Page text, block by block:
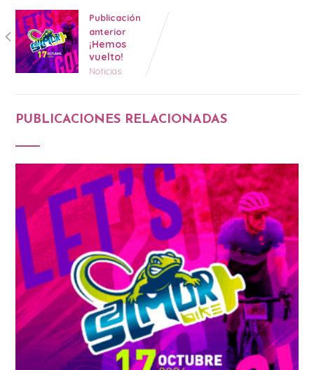
Publicación
anterior
¡Hemos
vuelto!
Noticias
PUBLICACIONES RELACIONADAS